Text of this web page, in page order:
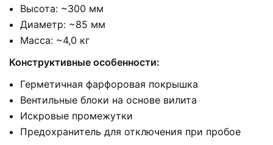
Высота: ~300 мм
Диаметр: ~85 мм
Масса: ~4,0 кг
Конструктивные особенности:
Герметичная фарфоровая покрышка
Вентильные блоки на основе вилита
Искровые промежутки
Предохранитель для отключения при пробое